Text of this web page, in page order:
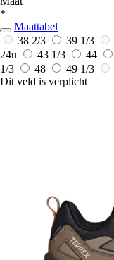
*
Maattabel
38 2/3
39 1/3
24u
43 1/3 44
1/3
48 49 1/3
Dit veld is verplicht